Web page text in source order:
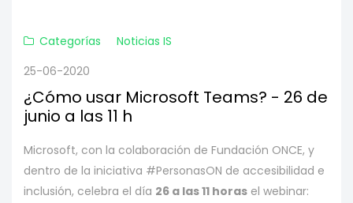
Categorías
Noticias IS
25-06-2020
¿Cómo usar Microsoft Teams? - 26 de
junio a las 11 h
Microsoft, con la colaboración de Fundación ONCE, y
dentro de la iniciativa #PersonasON de accesibilidad e
inclusión, celebra el día 26 a las 11 horas el webinar: